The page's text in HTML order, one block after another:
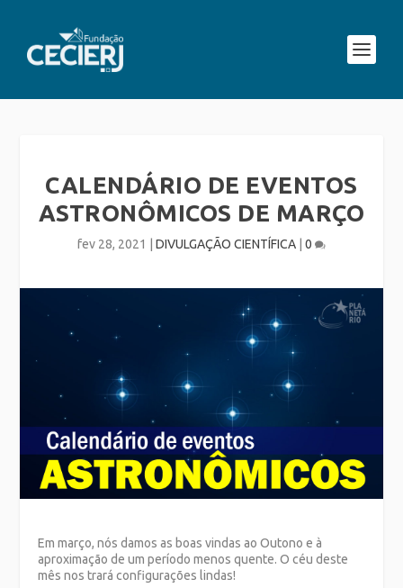
CALENDÁRIO DE EVENTOS
ASTRONÔMICOS DE MARÇO
fev 28, 2021 DIVULGAÇÃO CIENTÍFICA 0
Em março, nós damos as boas vindas ao Outono e à
aproximação de um período menos quente. O céu deste
mês nos trará configurações lindas!